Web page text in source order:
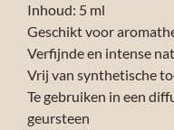
Inhoud: 5 ml
Geschikt voor
Verfijnde en intense
Vrij van synthetische
Te gebruiken in een
geursteen